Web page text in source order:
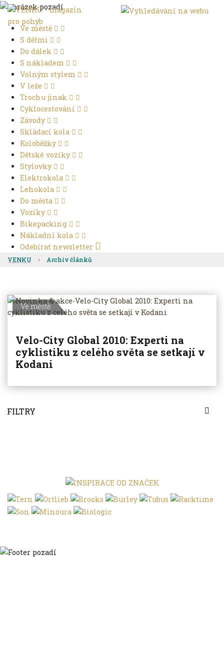
Ve městě
S dětmi
Do dálek
S nákladem
Volným stylem
V leže
Trochu jinak
Cyklocestování
Závody
Skládací kola
Koloběžky
Dětské vozíky
Stylovky
Elektrokola
Lehokola
Do města
Vozíky
Bikepacking
Nákladní kola
Odebírat newsletter
VENKU Archiv článků
FILTRY
Ve městě
Velo-City Global 2010: Experti na
cyklistiku z celého světa se setkají v
Kodani